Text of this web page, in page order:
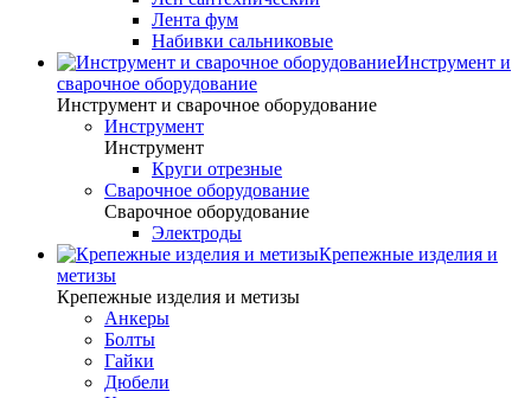
Лента фум
Набивки сальниковые
Инструмент и
сварочное оборудование
Инструмент и сварочное оборудование
Инструмент
Инструмент
Круги отрезные
Сварочное оборудование
Сварочное оборудование
Электроды
Крепежные изделия и
метизы
Крепежные изделия и метизы
Анкеры
Болты
Гайки
Дюбели